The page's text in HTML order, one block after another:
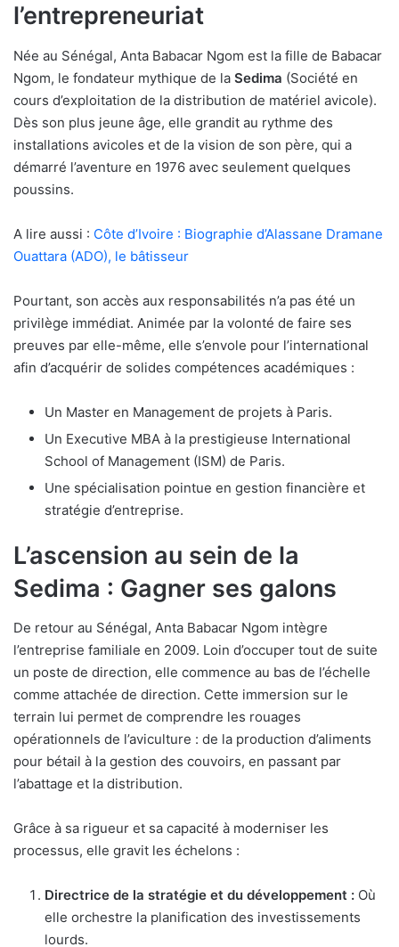
l’entrepreneuriat
Née au Sénégal, Anta Babacar Ngom est la fille de Babacar
Ngom, le fondateur mythique de la Sedima (Société en
cours d’exploitation de la distribution de matériel avicole).
Dès son plus jeune âge, elle grandit au rythme des
installations avicoles et de la vision de son père, qui a
démarré l’aventure en 1976 avec seulement quelques
poussins.
A lire aussi : Côte d’Ivoire : Biographie d’Alassane Dramane
Ouattara (ADO), le bâtisseur
Pourtant, son accès aux responsabilités n’a pas été un
privilège immédiat. Animée par la volonté de faire ses
preuves par elle-même, elle s’envole pour l’international
afin d’acquérir de solides compétences académiques :
Un Master en Management de projets à Paris.
Un Executive MBA à la prestigieuse International
School of Management (ISM) de Paris.
Une spécialisation pointue en gestion financière et
stratégie d’entreprise.
L’ascension au sein de la
Sedima : Gagner ses galons
De retour au Sénégal, Anta Babacar Ngom intègre
l’entreprise familiale en 2009. Loin d’occuper tout de suite
un poste de direction, elle commence au bas de l’échelle
comme attachée de direction. Cette immersion sur le
terrain lui permet de comprendre les rouages
opérationnels de l’aviculture : de la production d’aliments
pour bétail à la gestion des couvoirs, en passant par
l’abattage et la distribution.
Grâce à sa rigueur et sa capacité à moderniser les
processus, elle gravit les échelons :
Directrice de la stratégie et du développement : Où
elle orchestre la planification des investissements
lourds.